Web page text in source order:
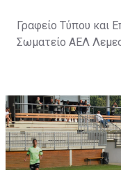
Γραφείο Τύπου και
Σωματείο ΑΕΛ